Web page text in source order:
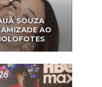
SOUZA
AO